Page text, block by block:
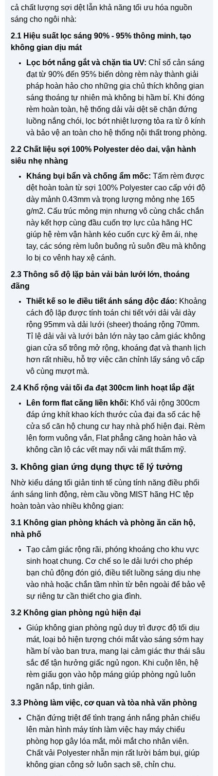
cả chất lượng sợi dệt lẫn khả năng tối ưu hóa nguồn
sáng cho ngôi nhà:
2.1 Hiệu suất lọc sáng 90% - 95% thông minh, tạo
không gian dịu mát
Lọc bớt nắng gắt và chặn tia UV: Chỉ số cản sáng
đạt từ 90% đến 95% biến dòng rèm này thành giải
pháp hoàn hảo cho những gia chủ thích không gian
sáng thoáng tự nhiên mà không bị hầm bí. Khi đóng
rèm hoàn toàn, hệ thống dải vải dệt sẽ chặn đứng
luồng nắng chói, lọc bớt nhiệt lượng tỏa ra từ ô kính
và bảo vệ an toàn cho hệ thống nội thất trong phòng.
2.2 Chất liệu sợi 100% Polyester dẻo dai, vận hành
siêu nhẹ nhàng
Kháng bụi bẩn và chống ẩm mốc: Tấm rèm được
dệt hoàn toàn từ sợi 100% Polyester cao cấp với độ
dày mảnh 0.43mm và trọng lượng mỏng nhẹ 165
g/m2. Cấu trúc mỏng mịn nhưng vô cùng chắc chắn
này kết hợp cùng đầu cuốn trợ lực của hãng HC
giúp hệ rèm vận hành kéo cuốn cực kỳ êm ái, nhẹ
tay, các sóng rèm luôn buông rủ suôn đều mà không
lo bị co vênh hay xệ cánh.
2.3 Thông số độ lặp bản vải bản lưới lớn, thoáng
đãng
Thiết kế so le điều tiết ánh sáng độc đáo: Khoảng
cách độ lặp được tính toán chi tiết với dải vải dày
rộng 95mm và dải lưới (sheer) thoáng rộng 70mm.
Tỉ lệ dải vải và lưới bản lớn này tạo cảm giác không
gian cửa sổ trông mở rộng, khoáng đạt và thanh lịch
hơn rất nhiều, hỗ trợ việc căn chỉnh lấy sáng vô cấp
vô cùng mượt mà.
2.4 Khổ rộng vải tối đa đạt 300cm linh hoạt lắp đặt
Lên form flat căng liền khối: Khổ vải rộng 300cm
đáp ứng khít khao kích thước của đại đa số các hệ
cửa sổ căn hộ chung cư hay nhà phố hiện đại. Rèm
lên form vuông vắn, Flat phẳng căng hoàn hảo và
không cần lộ các vết may nối vải mất thẩm mỹ.
3. Không gian ứng dụng thực tế lý tưởng
Nhờ kiểu dáng tối giản tinh tế cùng tính năng điều phối
ánh sáng linh động, rèm cầu vồng MIST hãng HC tệp
hoàn toàn vào nhiều không gian:
3.1 Không gian phòng khách và phòng ăn căn hộ,
nhà phố
Tạo cảm giác rộng rãi, phóng khoáng cho khu vực
sinh hoạt chung. Cơ chế so le dải lưới cho phép
bạn chủ động đón gió, điều tiết luồng sáng dịu nhẹ
vào nhà hoặc chắn tầm nhìn từ bên ngoài để bảo vệ
sự riêng tư cần thiết cho gia đình.
3.2 Không gian phòng ngủ hiện đại
Giúp không gian phòng ngủ duy trì được độ tối dịu
mát, loại bỏ hiện tượng chói mắt vào sáng sớm hay
hầm bí vào ban trưa, mang lại cảm giác thư thái sâu
sắc để tận hưởng giấc ngủ ngon. Khi cuộn lên, hệ
rèm giấu gọn vào hộp máng giúp phòng ngủ luôn
ngăn nắp, tinh giản.
3.3 Phòng làm việc, cơ quan và tòa nhà văn phòng
Chặn đứng triệt để tình trạng ánh nắng phản chiếu
lên màn hình máy tính làm việc hay máy chiếu
phòng họp gây lóa mắt, mỏi mắt cho nhân viên.
Chất vải Polyester nhẵn mịn rất lười bám bụi, giúp
không gian công sở luôn sạch sẽ, chỉn chu.